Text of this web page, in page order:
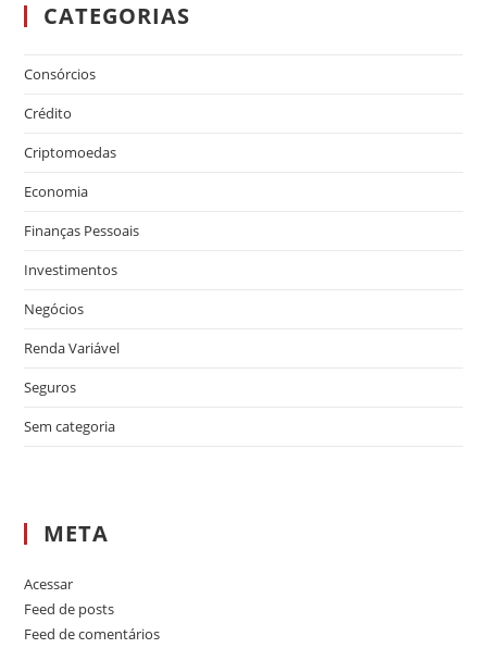
CATEGORIAS
Consórcios
Crédito
Criptomoedas
Economia
Finanças Pessoais
Investimentos
Negócios
Renda Variável
Seguros
Sem categoria
META
Acessar
Feed de posts
Feed de comentários